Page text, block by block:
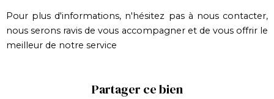
Pour plus d'informations, n'hésitez pas à nous contacter,
nous serons ravis de vous accompagner et de vous offrir le
meilleur de notre service
Partager ce bien